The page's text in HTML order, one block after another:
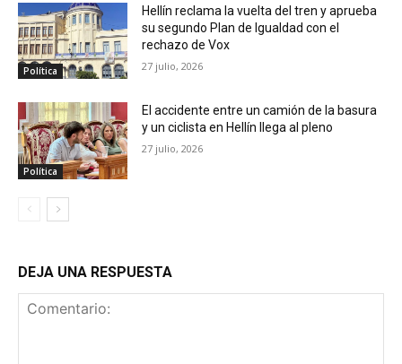
Política
Hellín reclama la vuelta del tren y aprueba
su segundo Plan de Igualdad con el
rechazo de Vox
27 julio, 2026
Política
El accidente entre un camión de la basura
y un ciclista en Hellín llega al pleno
27 julio, 2026
DEJA UNA RESPUESTA